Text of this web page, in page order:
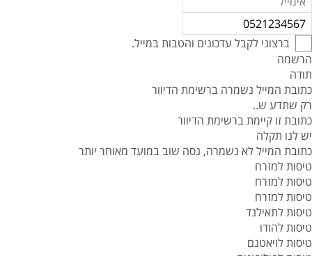
ברצוני לקבל עדכונים והטבות במייל.
הרשמה
תודה
כתובת המייל נשמרה ברשימת הדיוור
רק שתדע ש..
כתובת זו קיימת ברשימת הדיוור
יש לנו תקלה
כתובת המייל לא נשמרה, נסה שוב במועד מאוחר יותר
טיסות למזרח
טיסות למזרח
טיסות למזרח
טיסות לתאילנד
טיסות להודו
טיסות לויאטנם